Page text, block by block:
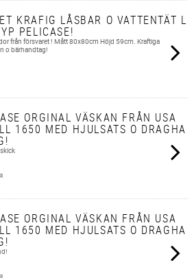
KRAFIG LÅSBAR O VATTENTÄT L
PELICASE!
från försvaret ! Mått 80x80cm Höjd 59cm. Kraftiga
o bärhandtag!
ORGINAL VÄSKAN FRÅN USA
1650 MED HJULSATS O DRAGHA
ORGINAL VÄSKAN FRÅN USA
1650 MED HJULSATS O DRAGHA